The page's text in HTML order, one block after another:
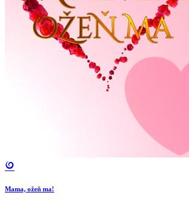
Mama, ožeň ma!